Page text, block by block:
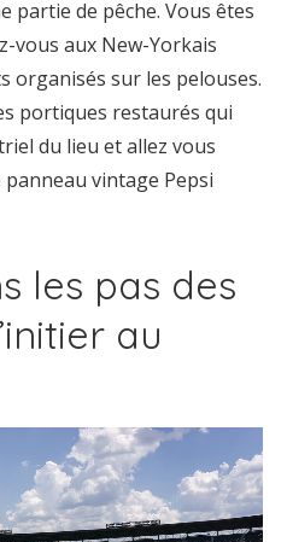
partie de pêche. Vous êtes
vous aux New-Yorkais
organisés sur les pelouses.
portiques restaurés qui
du lieu et allez vous
vintage Pepsi
les pas des
au